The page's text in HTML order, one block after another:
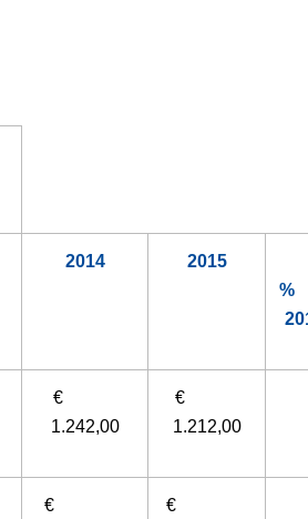
2014
2015
€
1.242,00
€
1.212,00
€
€